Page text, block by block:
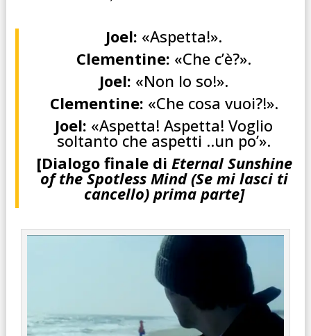
Joel: «Aspetta!».
Clementine: «Che c’è?».
Joel: «Non lo so!».
Clementine: «Che cosa vuoi?!».
Joel: «Aspetta! Aspetta! Voglio
soltanto che aspetti ..un po’».
[Dialogo finale di Eternal Sunshine
of the Spotless Mind (Se mi lasci ti
cancello) prima parte]